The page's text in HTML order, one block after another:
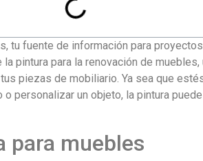
tu fuente de información para
pintura para la renovación de
piezas de mobiliario. Ya sea que
personalizar un objeto, la pintura
para muebles